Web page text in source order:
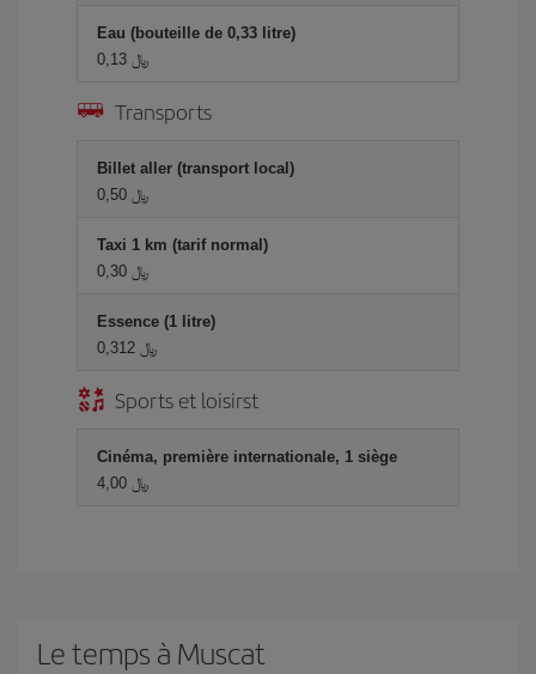
Eau (bouteille de 0,33 litre)
0,13 ﷼
Transports
Billet aller (transport local)
0,50 ﷼
Taxi 1 km (tarif normal)
0,30 ﷼
Essence (1 litre)
0,312 ﷼
Sports et loisirst
Cinéma, première internationale, 1 siège
4,00 ﷼
Le temps à Muscat